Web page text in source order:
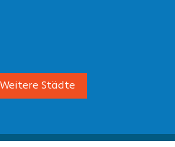
Weitere Städte